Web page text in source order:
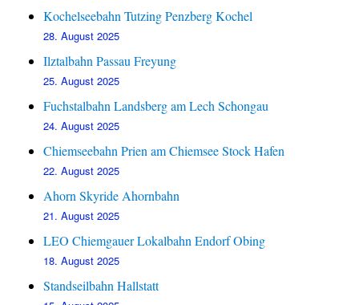
Kochelseebahn Tutzing Penzberg Kochel
28. August 2025
Ilztalbahn Passau Freyung
25. August 2025
Fuchstalbahn Landsberg am Lech Schongau
24. August 2025
Chiemseebahn Prien am Chiemsee Stock Hafen
22. August 2025
Ahorn Skyride Ahornbahn
21. August 2025
LEO Chiemgauer Lokalbahn Endorf Obing
18. August 2025
Standseilbahn Hallstatt